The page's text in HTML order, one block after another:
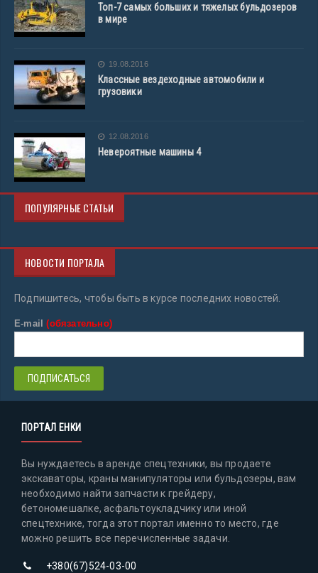
Топ-7 самых больших и тяжелых бульдозеров
в мире
19.08.2016
Классные вездеходные автомобили и
грузовики
12.08.2016
Невероятные машины 4
ПОПУЛЯРНЫЕ СТАТЬИ
НОВОСТИ ПОРТАЛА
Подпишитесь, чтобы быть в курсе последних новостей.
E-mail(обязательно)
ПОРТАЛ ЕНКИ
Вы нуждаетесь в аренде спецтехники, вы продаете
экскаваторы, краны манипуляторы или бульдозеры, вам
необходимо найти запчасти к грейдеру,
бетономешалке, асфальтоукладчику или иной
спецтехнике, тогда этот портал именно то место, где
можно решить все перечисленные задачи.
+380(67)524-03-00